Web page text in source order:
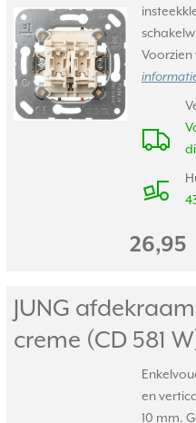
26,95
JUNG
creme (CD 581
en
10 mm.